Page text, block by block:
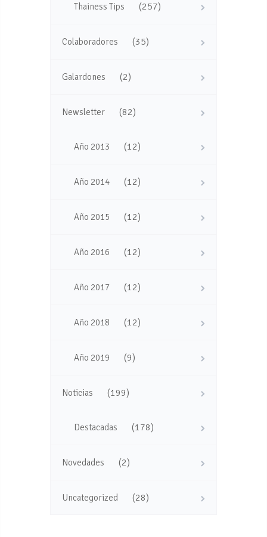
Thainess Tips (257)
Colaboradores (35)
Galardones (2)
Newsletter (82)
Año 2013 (12)
Año 2014 (12)
Año 2015 (12)
Año 2016 (12)
Año 2017 (12)
Año 2018 (12)
Año 2019 (9)
Noticias (199)
Destacadas (178)
Novedades (2)
Uncategorized (28)